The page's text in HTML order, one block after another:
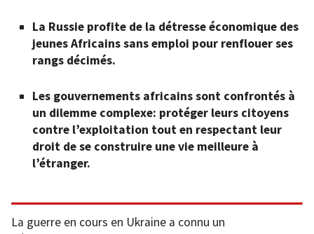
La Russie profite de la détresse économique des
jeunes Africains sans emploi pour renflouer ses
rangs décimés.
Les gouvernements africains sont confrontés à
un dilemme complexe: protéger leurs citoyens
contre l’exploitation tout en respectant leur
droit de se construire une vie meilleure à
l’étranger.
La guerre en cours en Ukraine a connu un